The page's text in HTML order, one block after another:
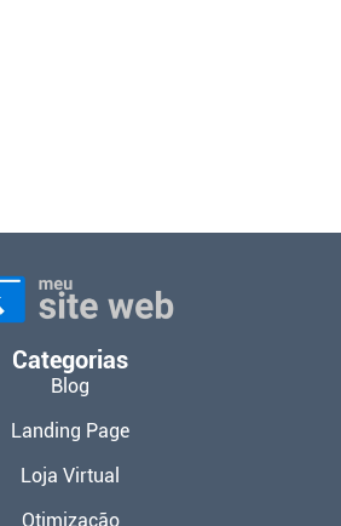
Categorias
Blog
Landing Page
Loja Virtual
Otimização